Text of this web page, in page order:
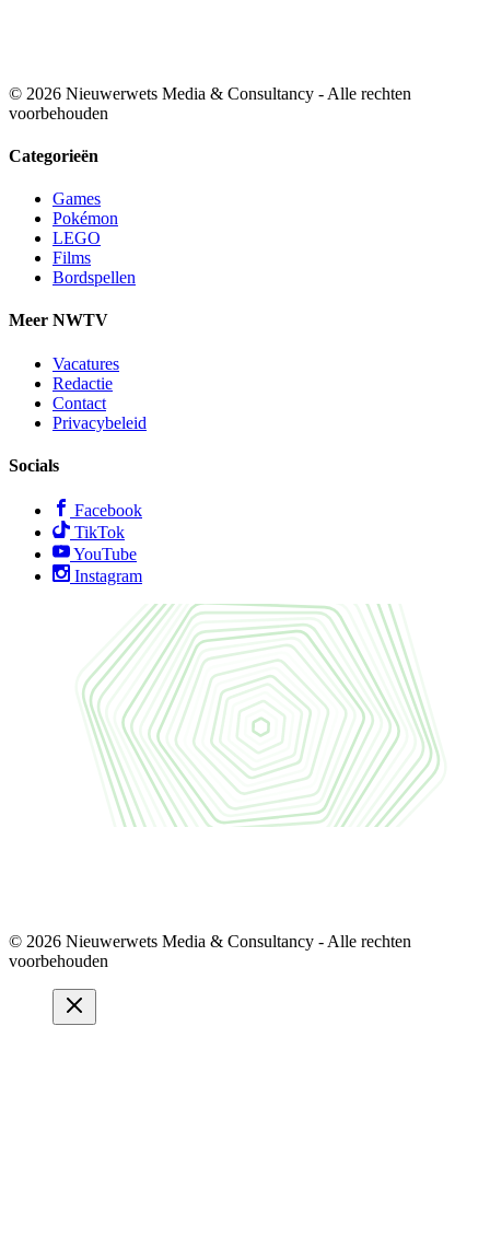
© 2026 Nieuwerwets Media & Consultancy - Alle rechten
voorbehouden
Categorieën
Games
Pokémon
LEGO
Films
Bordspellen
Meer NWTV
Vacatures
Redactie
Contact
Privacybeleid
Socials
Facebook
TikTok
YouTube
Instagram
© 2026 Nieuwerwets Media & Consultancy - Alle rechten
voorbehouden